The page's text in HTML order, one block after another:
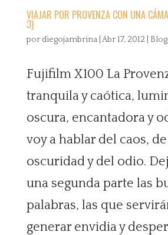
VIAJAR POR PROVENZA CON UNA
3)
por diegojambrina| Abr 17, 2012 Blog
Fujifilm X100 La
tranquila y caótica,
oscura, encantadora y
voy a hablar del caos,
oscuridad y del odio.
una segunda parte las
palabras, las que
generar envidia y